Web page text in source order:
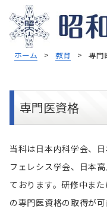
ホーム > 教育 > 専門
専門医資格
当科は日本内科学会、
フェレシス学会、日本
ております。研修中ま
の専門医資格の取得が